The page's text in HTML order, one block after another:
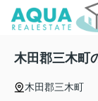
木田郡三木町
木田郡三木町